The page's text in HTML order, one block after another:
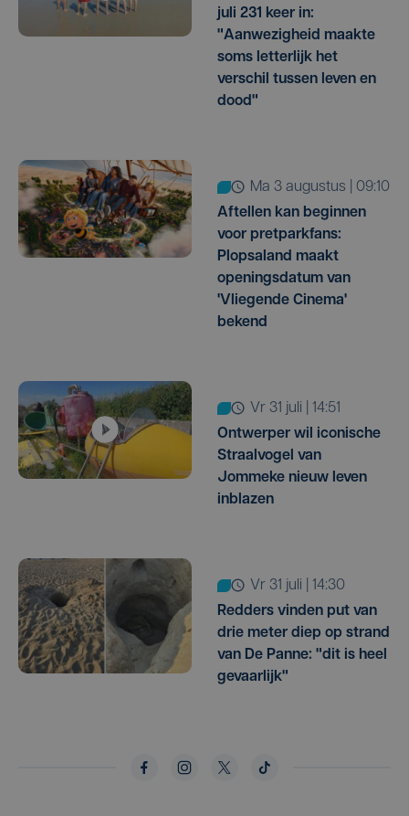
juli 231 keer in:
"Aanwezigheid maakte
soms letterlijk het
verschil tussen leven en
dood"
ma 3 augustus | 09:10
Aftellen kan beginnen
voor pretparkfans:
Plopsaland maakt
openingsdatum van
'Vliegende Cinema'
bekend
vr 31 juli | 14:51
Ontwerper wil iconische
Straalvogel van
Jommeke nieuw leven
inblazen
vr 31 juli | 14:30
Redders vinden put van
drie meter diep op strand
van De Panne: "dit is heel
gevaarlijk"